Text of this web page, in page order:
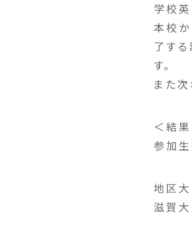
学校英
本校
了す
す。
また
＜結
参加
地区
滋賀